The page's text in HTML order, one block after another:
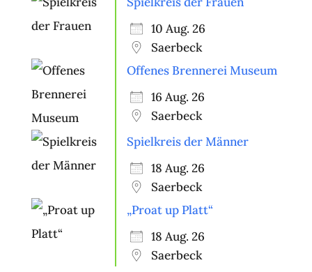
10 Aug. 26
Saerbeck
Offenes Brennerei Museum
16 Aug. 26
Saerbeck
Spielkreis der Männer
18 Aug. 26
Saerbeck
„Proat up Platt“
18 Aug. 26
Saerbeck